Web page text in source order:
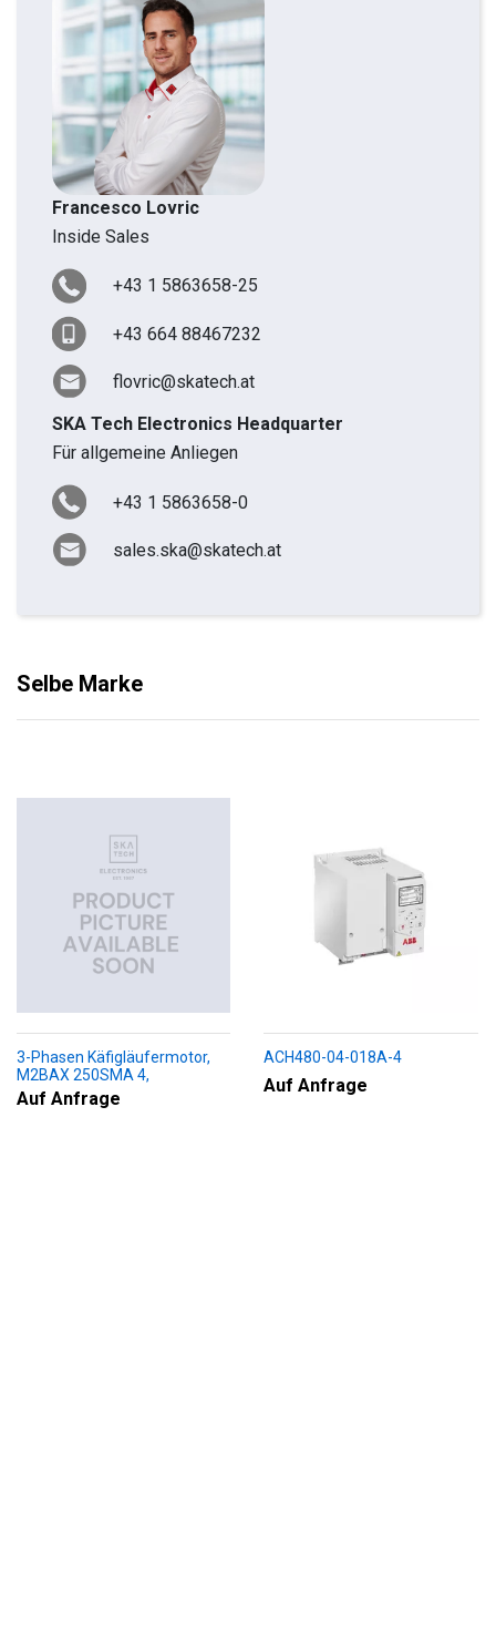
Francesco Lovric
Inside Sales
+43 1 5863658-25
+43 664 88467232
flovric@skatech.at
SKA Tech Electronics Headquarter
Für allgemeine Anliegen
+43 1 5863658-0
sales.ska@skatech.at
Selbe Marke
3-Phasen Käfigläufermotor,
M2BAX 250SMA 4,
+188+230+451+009
Auf Anfrage
ACH480-04-018A-4
Auf Anfrage